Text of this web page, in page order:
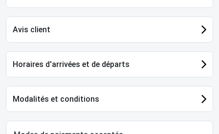
Avis client
Horaires d'arrivées et de départs
Modalités et conditions